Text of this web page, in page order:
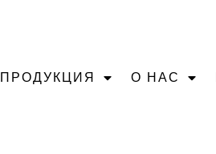
ПРОДУКЦИЯ О НАС